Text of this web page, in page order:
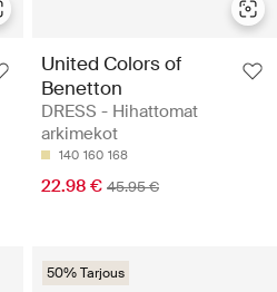
United Colors of
Benetton
DRESS - Hihattomat
arkimekot
140 160 168
22.98 € 45.95 €
50% Tarjous